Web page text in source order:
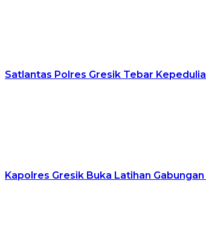
Satlantas Polres Gresik Tebar
Kapolres Gresik Buka Latihan